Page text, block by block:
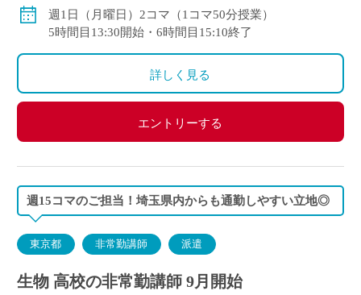
◇ご経験年数により決定
◇交通費全額支給
週1日（月曜日）2コマ（1コマ50分授業）
5時間目13:30開始・6時間目15:10終了
詳しく見る
エントリーする
週15コマのご担当！埼玉県内からも通勤しやすい立地◎
東京都 非常勤講師 派遣
生物 高校の非常勤講師 9月開始